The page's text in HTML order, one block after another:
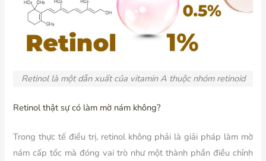
Retinol là một dẫn xuất của vitamin A thuộc nhóm retinoid
Retinol thật sự có làm mờ nám không?
Trong thực tế điều trị, retinol không phải là giải pháp làm mờ
nám cấp tốc mà đóng vai trò như một thành phần điều chỉnh